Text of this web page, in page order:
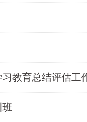
教育总结评估工
班